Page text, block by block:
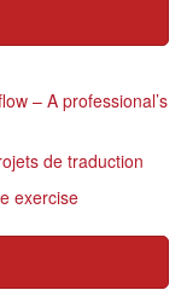
– A professional’s
de traduction
exercise